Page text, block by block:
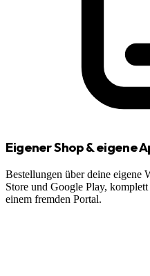
Eigener Shop & eigene
Bestellungen über deine eigene
Store und Google Play,
einem fremden Portal.